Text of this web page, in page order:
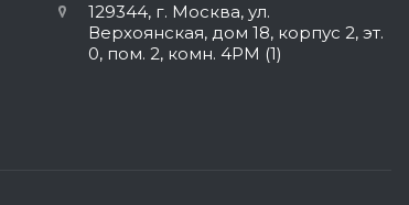
129344, г. Москва, ул.
Верхоянская, дом 18, корпус 2, эт.
0, пом. 2, комн. 4РМ (1)